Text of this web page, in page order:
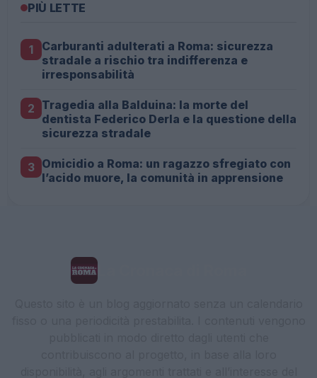
PIÙ LETTE
1
Carburanti adulterati a Roma: sicurezza
stradale a rischio tra indifferenza e
irresponsabilità
2 Tragedia alla Balduina: la morte del
dentista Federico Derla e la questione della
sicurezza stradale
3 Omicidio a Roma: un ragazzo sfregiato con
l’acido muore, la comunità in apprensione